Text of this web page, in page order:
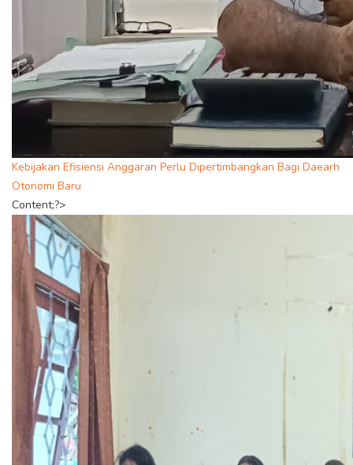
Kebijakan Efisiensi Anggaran Perlu Dipertimbangkan Bagi Daearh
Otonomi Baru
Content;?>